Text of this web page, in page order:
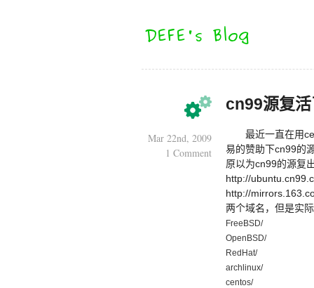
cn99源复
Mar 22nd, 2009
1 Comment
最近一直在用
易的赞助下cn99的
原以为cn99的源复
http://
http://
两个域名，但是实
FreeBSD/
OpenBSD/
RedHat/
archlinux/
centos/